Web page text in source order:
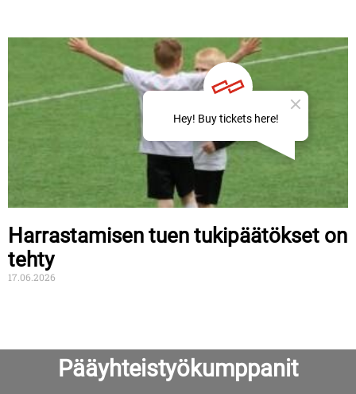
Harrastamisen tuen tukipäätökset on
tehty
17.06.2026
Pääyhteistyökumppanit